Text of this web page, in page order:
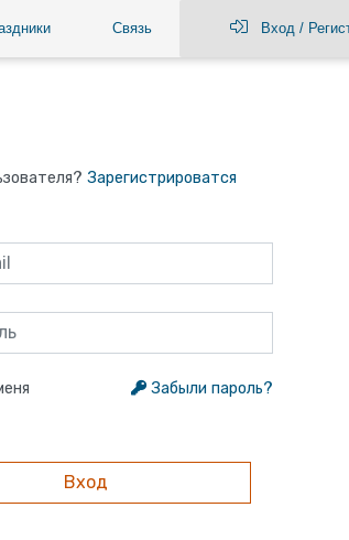
Связь Вход /
Зарегистрироватся
Забыли пароль?